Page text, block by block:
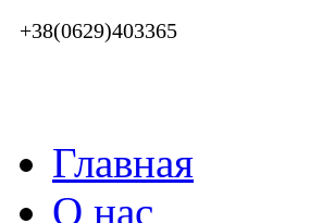
+38(0629)403365
Главная
О нас